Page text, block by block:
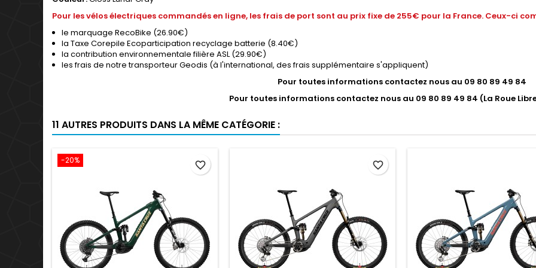
Pour les vélos électriques commandés en ligne, les frais de port sont au prix fixe de 255€ pour la France. Ceux-ci
le marquage RecoBike (26.90€)
la Taxe Corepile Ecoparticipation recyclage batterie (8.40€)
la contribution environnementale filière ASL (29.90€)
les frais de notre transporteur Geodis (à l'international, des frais supplémentaire s'appliquent)
Pour toutes informations contactez nous au 09 80 89 49 84
Pour toutes informations contactez nous au 09 80 89 49 84 (La Roue
11 AUTRES PRODUITS DANS LA MÊME CATÉGORIE :
-20% favorite_border favorite_border